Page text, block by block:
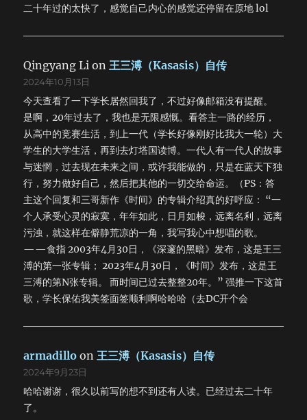
二十年过的太快了，感觉自己内心的感觉还停留在原地 lol
Qingyang Li on王三溥（Kasasis）自传
2024年10月13日
今天查看了一下学长居然回我了，不过好像邮箱没有提醒。
是啊，20年过去了，我也是无限感慨。看答主一路的经历，
从高中的竞赛生活，到上一代（学长好像刚好比我大一轮）大
学生的大学生活，再到去灯塔国读博。一代人有一代人的故事
与迷惘，过去现在未来之间，或许我能做的，只是在蓝天下独
行，努力做好自己，然后把其他的一切交给命运。（PS：答
主这个回复和三哥新作《时间》的专辑介绍真的好呼应： “一
个人承受心灵的寂寞，年年如此，日月如梭，远离名利，远离
污浊，就这样在僻静荒凉的一角，我写我心中想唱的歌。
——食指 2003年4月30日，《深邃的黑暗》发布，这是王三
溥的第一张专辑； 2023年4月30日，《时间》发布，这是王
三溥的第N张专辑。 而时间已过去整整20年。” 强推一下这首
歌，学长保佑我美签面签顺利啊哈哈哈（去DC开个会
armadillo on王三溥（Kasasis）自传
2024年9月23日
哈哈谢谢，很久以前写的想不到还有人读。已经过去二十年
了。